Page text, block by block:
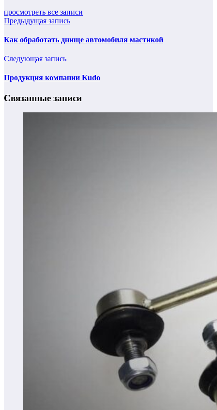
просмотреть все записи
Предыдущая запись
Как обработать днище автомобиля мастикой
Следующая запись
Продукция компании Kudo
Связанные записи